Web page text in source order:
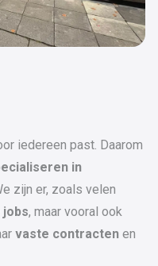
iedereen past. Daarom
in
zijn er, zoals velen
, maar vooral ook
vaste contracten en